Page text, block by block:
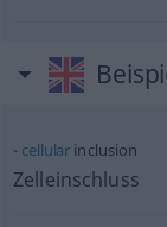
cellular inclusion
Zelleinschluss